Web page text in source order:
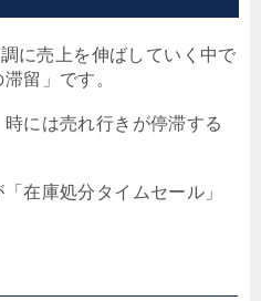
に売上を伸ばしていく中で
留」です。
には売れ行きが停滞する
在庫処分タイムセール」